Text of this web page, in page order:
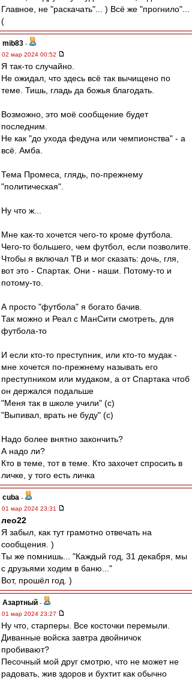
Главное, не "раскачать"... ) Всё же "прогнило"...
(
mib83 -
02 мар 2024 00:52
Я так-то случайно.
Не ожидал, что здесь всё так вычищено по
теме. Тишь, гладь да божья благодать.
Возможно, это моё сообщение будет
последним.
Не как "до ухода федуна или чемпионства" - а
всё. Амба.
Тема Промеса, глядь, по-прежнему
"политическая".
Ну что ж...
Мне как-то хочется чего-то кроме футбола.
Чего-то большего, чем футбол, если позволите.
Чтобы я включал ТВ и мог сказать: дочь, гля,
вот это - Спартак. Они - наши. Потому-то и
потому-то.
А просто "футбола" я богато бачив.
Так можно и Реал с МанСити смотреть, для
футбола-то
И если кто-то преступник, или кто-то мудак -
мне хочется по-прежнему называть его
преступником или мудаком, а от Спартака чтоб
он держался подальше
"Меня так в школе учили" (с)
"Выпивал, врать не буду" (с)
Надо более внятно закончить?
А надо ли?
Кто в теме, тот в теме. Кто захочет спросить в
личке, у того есть личка
cuba -
01 мар 2024 23:31
лео22
Я забыл, как тут грамотно отвечать на
сообщения. )
Ты же помнишь... "Каждый год, 31 декабря, мы
с друзьями ходим в баню..."
Вот, прошёл год. )
Азартный -
01 мар 2024 23:27
Ну что, старперы. Все косточки перемыли.
Диванные войска завтра двойничок
пробивают?
Песочный мой друг смотрю, что не может не
радовать, жив здоров и бухтит как обычно